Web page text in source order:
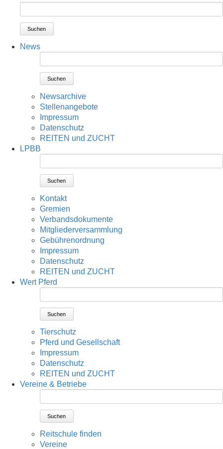
Suchen
News
Suchen
Newsarchive
Stellenangebote
Impressum
Datenschutz
REITEN und ZUCHT
LPBB
Suchen
Kontakt
Gremien
Verbandsdokumente
Mitgliederversammlung
Gebührenordnung
Impressum
Datenschutz
REITEN und ZUCHT
Wert Pferd
Suchen
Tierschutz
Pferd und Gesellschaft
Impressum
Datenschutz
REITEN und ZUCHT
Vereine & Betriebe
Suchen
Reitschule finden
Vereine